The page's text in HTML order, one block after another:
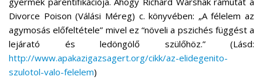
Divorce Poison (Válási Méreg) c. könyvében: „A félelem az
agymosás előfeltétele” mivel ez “növeli a pszichés függést a
lejárató és ledöngölő szülőhöz.” (Lásd:
http://www.apakazigazsagert.org/cikk/az-elidegenito-
szulotol-valo-felelem)